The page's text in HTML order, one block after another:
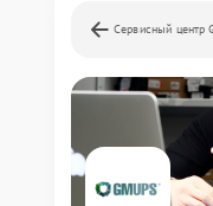
Сервисный центр